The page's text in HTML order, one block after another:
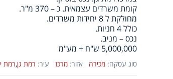
קומת משרדים עצמאית. כ – 370 מ"ר.
מחולקת ל 8 יחידות משרדים.
כולל 4 חניות.
נכס – מניב.
5,000,000 ש"ח + מע"מ
סוג עסקה: מכירה אזור: מרכז עיר: רמת גן,רמת